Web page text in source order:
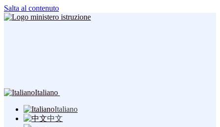
Salta al contenuto
Italiano
Italiano
中文